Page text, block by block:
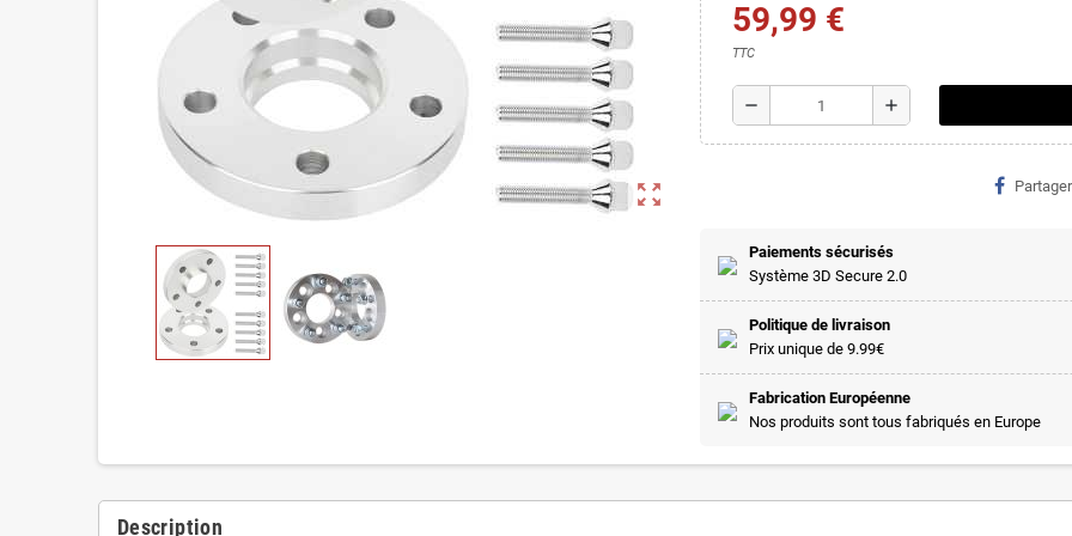
zoom_out_map
59,99 €
TTC
remove add
Partager
Paiements sécurisés
Système 3D Secure 2.0
Politique de livraison
Prix unique de 9.99€
Fabrication Européenne
Nos produits sont tous fabriqués en Europe
Description